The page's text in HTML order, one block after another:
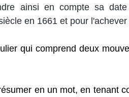
ainsi en compte sa
en 1661 et pour
qui comprend deux
en un mot, en tenant